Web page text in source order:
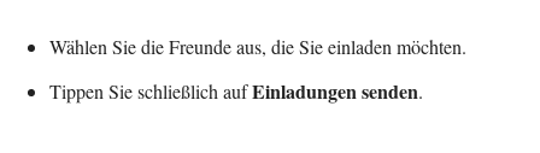
Wählen Sie die Freunde aus, die Sie einladen möchten.
Tippen Sie schließlich aufEinladungen senden.